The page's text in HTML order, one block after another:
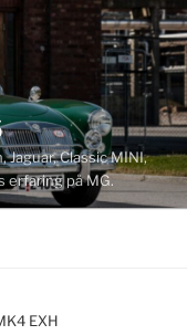
Jaguar, Classic MINI,
erfaring på MG.
EXH